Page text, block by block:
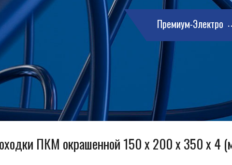
Премиум-Электро
ПКМ окрашенной 150 x 200 x 350 x 4